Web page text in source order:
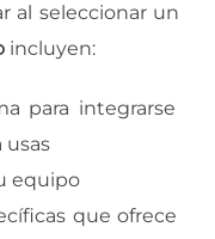
al seleccionar un
incluyen:
para integrarse
usas
equipo
que ofrece